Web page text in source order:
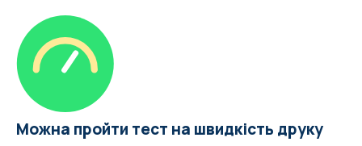
Можна пройти тест на швидкість друку